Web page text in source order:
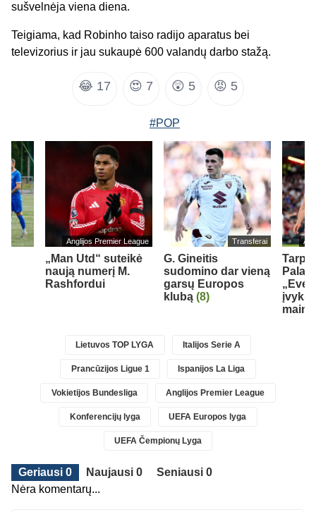
sušvelnėja viena diena.
Teigiama, kad Robinho taiso radijo aparatus bei
televizorius ir jau sukaupė 600 valandų darbo stažą.
😂 17 😍 7 😲 5 😡 5
#POP
Anglijos Premier League
„Man Utd“ suteikė
naują numerį M.
Rashfordui
Transferai
G. Gineitis
sudomino dar vieną
garsų Europos
klubą (8)
Tarp
įvyks
Lietuvos TOP LYGA Italijos Serie A
Prancūzijos Ligue 1 Ispanijos La Liga
Vokietijos Bundesliga Anglijos Premier League
Konferencijų lyga UEFA Europos lyga
UEFA Čempionų Lyga
Geriausi 0 Naujausi 0
Seniausi 0
Nėra komentarų...